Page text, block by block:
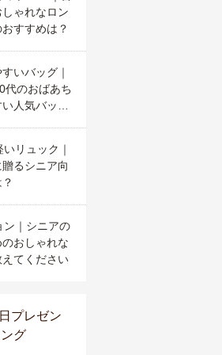
ゃれなロン
すすめは？
いバッグ｜
代のおばあち
人気バッグ
リュック｜
るシニア向
ン｜シニアの
おしゃれな
てください
プレゼン
グ